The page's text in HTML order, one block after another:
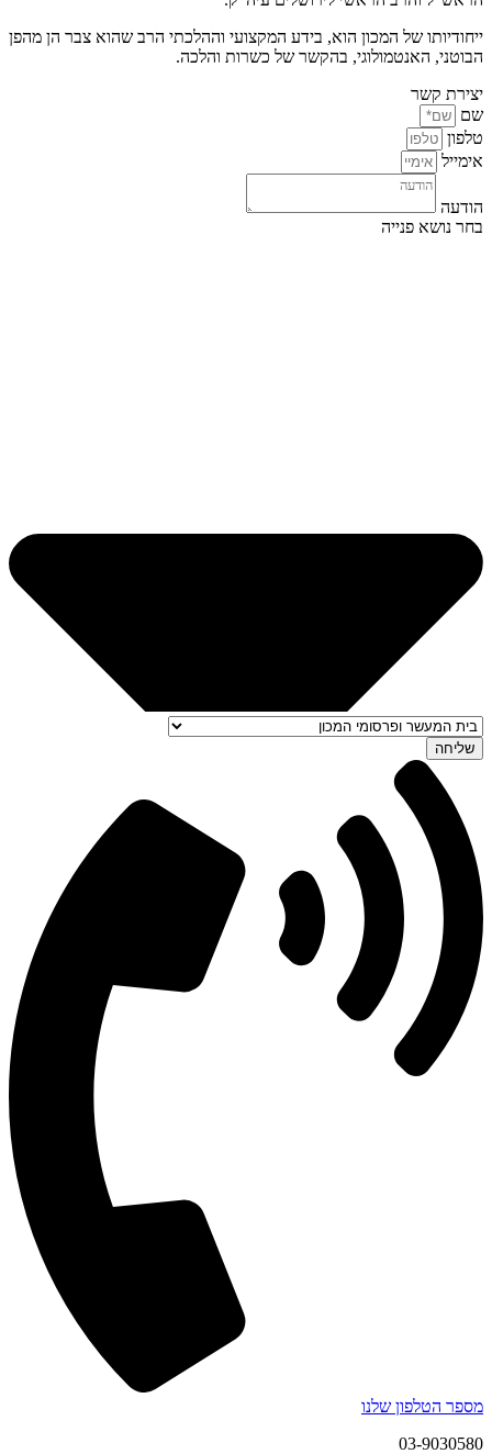
ייחודיותו של המכון הוא, בידע המקצועי וההלכתי הרב שהוא צבר הן מהפן
הבוטני, האנטמולוגי, בהקשר של כשרות והלכה.
יצירת קשר
שם
טלפון
אימייל
הודעה
בחר נושא פנייה
שליחה
מספר הטלפון שלנו
03-9030580